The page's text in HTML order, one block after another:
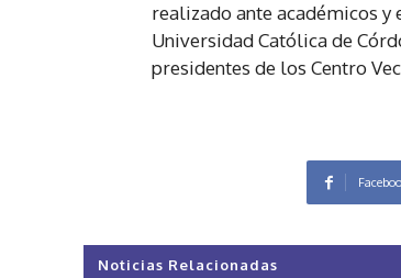
realizado ante académicos y
Universidad Católica de
presidentes de los Centro
Noticias Relacionadas